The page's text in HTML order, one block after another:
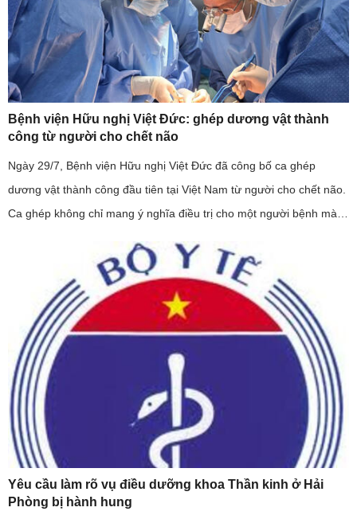
Bệnh viện Hữu nghị Việt Đức: ghép dương vật thành
công từ người cho chết não
Ngày 29/7, Bệnh viện Hữu nghị Việt Đức đã công bố ca ghép
dương vật thành công đầu tiên tại Việt Nam từ người cho chết não.
Ca ghép không chỉ mang ý nghĩa điều trị cho một người bệnh mà
Yêu cầu làm rõ vụ điều dưỡng khoa Thần kinh ở Hải
Phòng bị hành hung